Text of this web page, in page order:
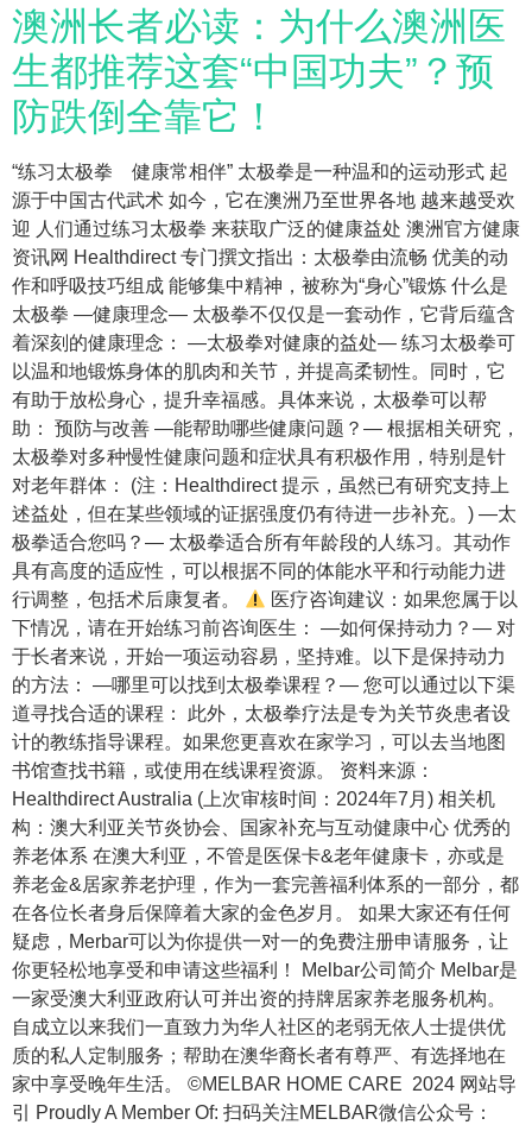
澳洲长者必读：为什么澳洲医
生都推荐这套“中国功夫”？预
防跌倒全靠它！
“练习太极拳 健康常相伴” 太极拳是一种温和的运动形式 起
源于中国古代武术 如今，它在澳洲乃至世界各地 越来越受欢
迎 人们通过练习太极拳 来获取广泛的健康益处 澳洲官方健康
资讯网 Healthdirect 专门撰文指出：太极拳由流畅 优美的动
作和呼吸技巧组成 能够集中精神，被称为“身心”锻炼 什么是
太极拳 —健康理念— 太极拳不仅仅是一套动作，它背后蕴含
着深刻的健康理念： —太极拳对健康的益处— 练习太极拳可
以温和地锻炼身体的肌肉和关节，并提高柔韧性。同时，它
有助于放松身心，提升幸福感。具体来说，太极拳可以帮
助： 预防与改善 —能帮助哪些健康问题？— 根据相关研究，
太极拳对多种慢性健康问题和症状具有积极作用，特别是针
对老年群体： (注：Healthdirect 提示，虽然已有研究支持上
述益处，但在某些领域的证据强度仍有待进一步补充。) —太
极拳适合您吗？— 太极拳适合所有年龄段的人练习。其动作
具有高度的适应性，可以根据不同的体能水平和行动能力进
行调整，包括术后康复者。
医疗咨询建议：如果您属于以
下情况，请在开始练习前咨询医生： —如何保持动力？— 对
于长者来说，开始一项运动容易，坚持难。以下是保持动力
的方法： —哪里可以找到太极拳课程？— 您可以通过以下渠
道寻找合适的课程： 此外，太极拳疗法是专为关节炎患者设
计的教练指导课程。如果您更喜欢在家学习，可以去当地图
书馆查找书籍，或使用在线课程资源。 资料来源：
Healthdirect Australia (上次审核时间：2024年7月) 相关机
构：澳大利亚关节炎协会、国家补充与互动健康中心 优秀的
养老体系 在澳大利亚，不管是医保卡&老年健康卡，亦或是
养老金&居家养老护理，作为一套完善福利体系的一部分，都
在各位长者身后保障着大家的金色岁月。 如果大家还有任何
疑虑，Merbar可以为你提供一对一的免费注册申请服务，让
你更轻松地享受和申请这些福利！ Melbar公司简介 Melbar是
一家受澳大利亚政府认可并出资的持牌居家养老服务机构。
自成立以来我们一直致力为华人社区的老弱无依人士提供优
质的私人定制服务；帮助在澳华裔长者有尊严、有选择地在
家中享受晚年生活。 ©MELBAR HOME CARE 2024 网站导
引 Proudly A Member Of: 扫码关注MELBAR微信公众号：